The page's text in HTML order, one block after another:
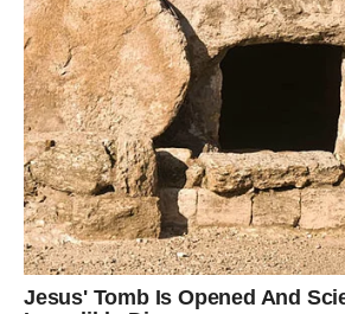
Pospite ih kristal šećerom za
Pecite u prethodno zagrijanoj
(400°F) oko 15 minuta, dok
smeđe.
Hlađenje:
Pečene kiflice pažljivo izvadite
da se potpuno ohlade.